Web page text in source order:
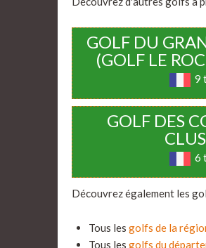
GOLF DU
(GOLF LE
9
GOLF DES
6
Découvrez également les
Tous les golfs de la
Tous les golfs du